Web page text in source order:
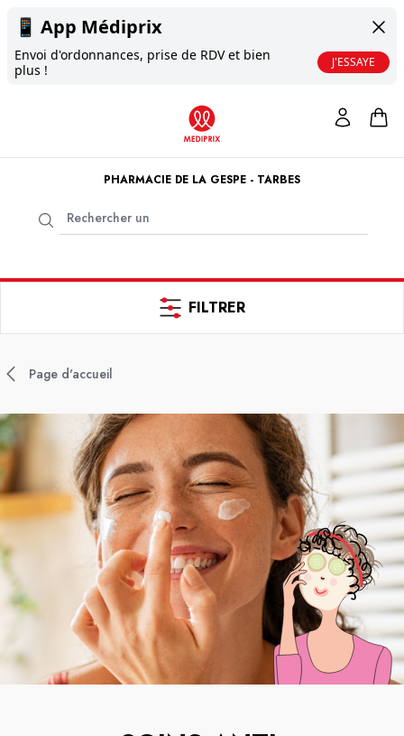
📱 App Médiprix
Envoi d'ordonnances, prise de RDV et bien
plus !
J'ESSAYE
PHARMACIE DE LA GESPE - TARBES
FILTRER
Page d'accueil